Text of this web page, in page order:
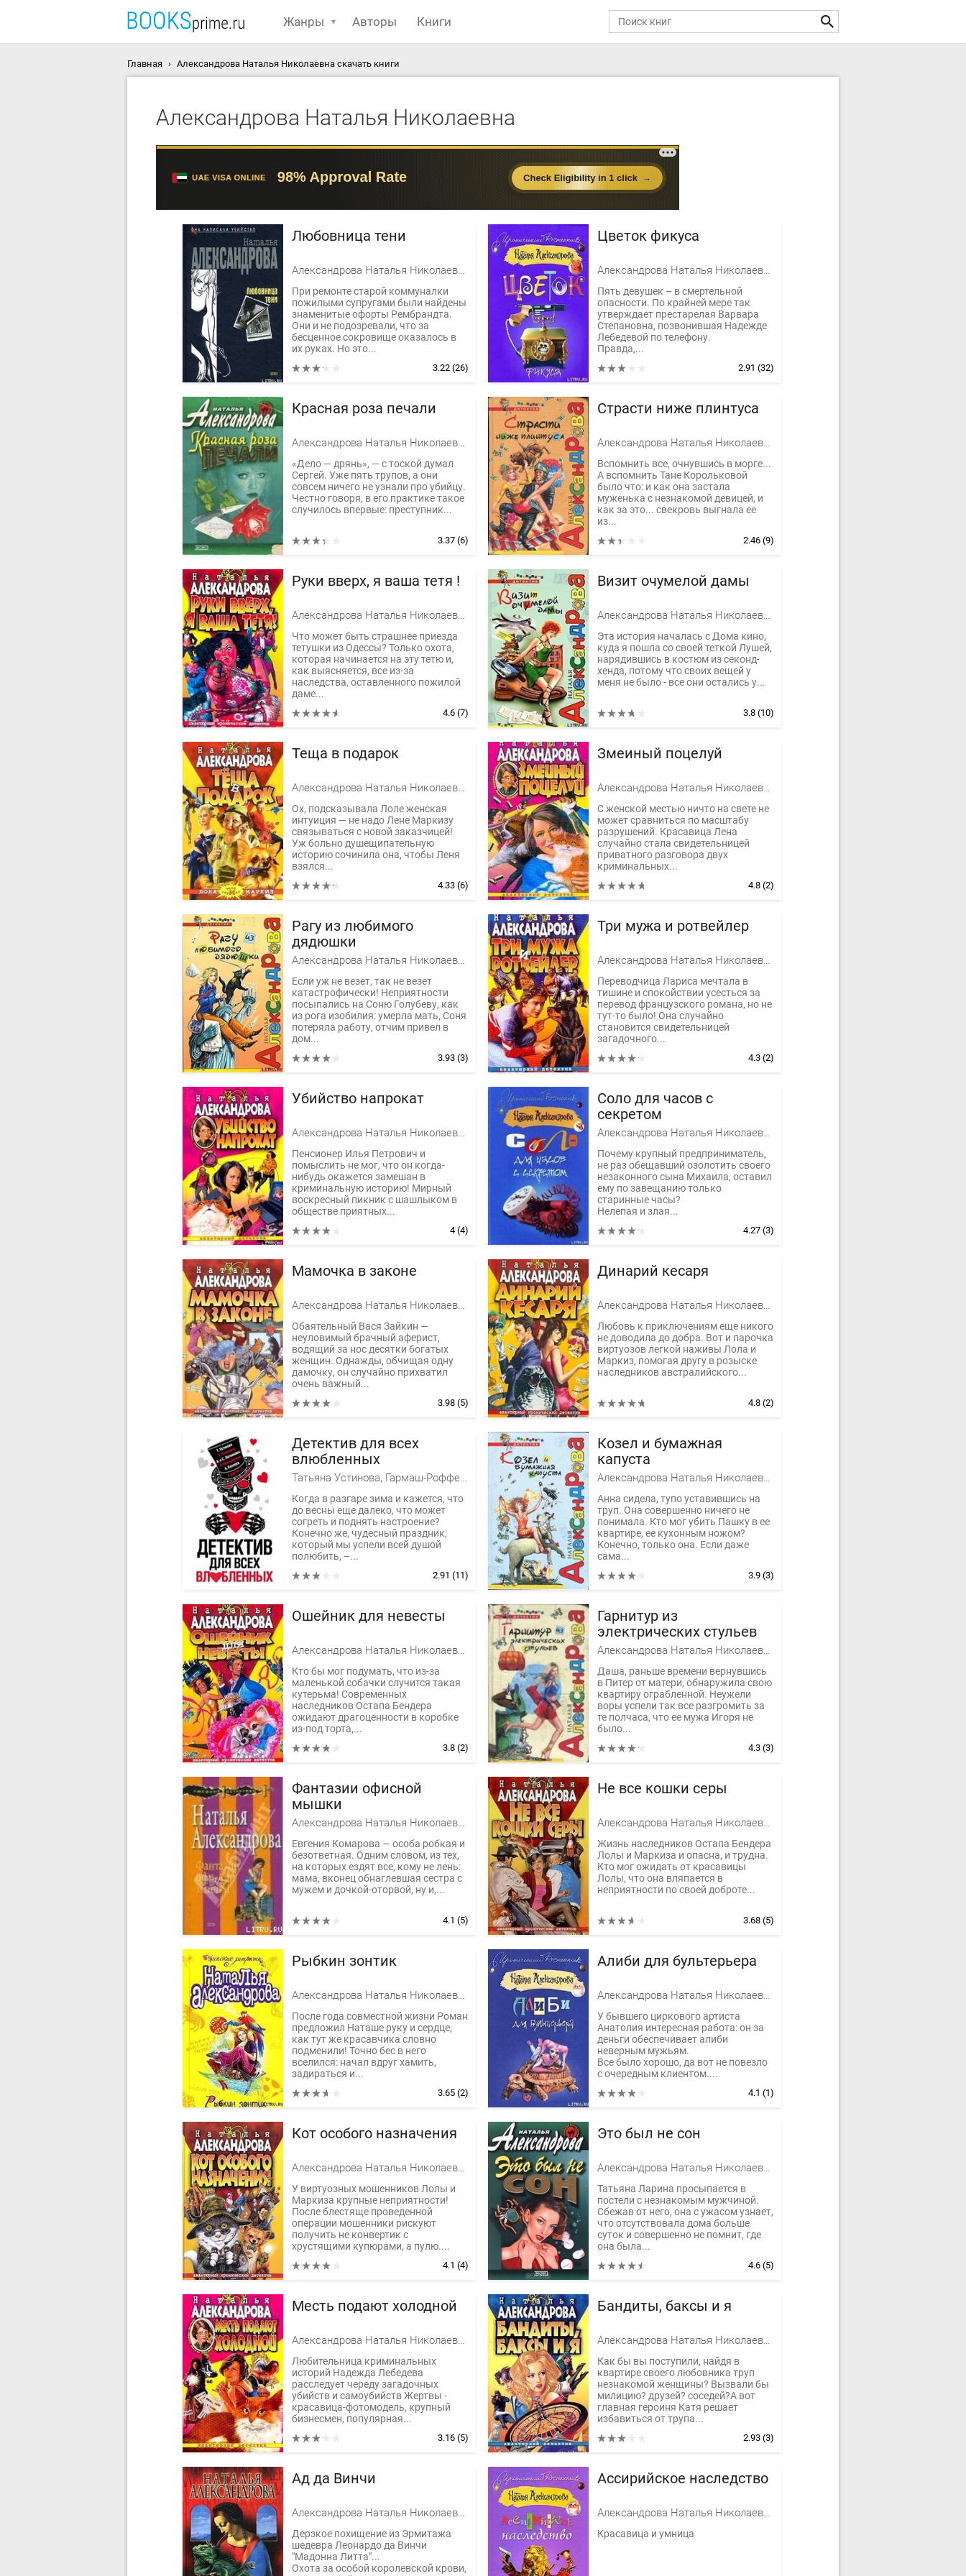
Жанры Авторы Книги
Главная Александрова Наталья Николаевна скачать книги
Александрова Наталья Николаевна
Любовница тени
Александрова Наталья Николаевна
При ремонте старой коммуналки
пожилыми супругами были найдены
знаменитые офорты Рембрандта.
Они и не подозревали, что за
бесценное сокровище оказалось в
их руках. Но это...
3.22 (26)
Цветок фикуса
Александрова Наталья Николаевна
Пять девушек – в смертельной
опасности. По крайней мере так
утверждает престарелая Варвара
Степановна, позвонившая Надежде
Лебедевой по телефону.
Правда,...
2.91 (32)
Красная роза печали
Александрова Наталья Николаевна
«Дело — дрянь», — с тоской думал
Сергей. Уже пять трупов, а они
совсем ничего не узнали про убийцу.
Честно говоря, в его практике такое
случилось впервые: преступник...
3.37 (6)
Страсти ниже плинтуса
Александрова Наталья Николаевна
Вспомнить все, очнувшись в морге...
А вспомнить Тане Корольковой
было что: и как она застала
муженька с незнакомой девицей, и
как за это... свекровь выгнала ее
из...
2.46(9)
Руки вверх, я ваша тетя !
Александрова Наталья Николаевна
Что может быть страшнее приезда
тетушки из Одессы? Только охота,
которая начинается на эту тетю и,
как выясняется, все из-за
наследства, оставленного пожилой
даме...
4.6 (7)
Визит очумелой дамы
Александрова Наталья Николаевна
Эта история началась с Дома кино,
куда я пошла со своей теткой Лушей,
нарядившись в костюм из секонд-
хенда, потому что своих вещей у
меня не было - все они остались у...
3.8(10)
Теща в подарок
Александрова Наталья Николаевна
Оx, подсказывала Лоле женская
интуиция — не надо Лене Маркизу
связываться с новой заказчицей!
Уж больно душещипательную
историю сочинила она, чтобы Леня
взялся...
4.33 (6)
Змеиный поцелуй
Александрова Наталья Николаевна
С женской местью ничто на свете не
может сравниться по масштабу
разрушений. Красавица Лена
случайно стала свидетельницей
приватного разговора двух
криминальных...
4.8(2)
Рагу из любимого
дядюшки
Александрова Наталья Николаевна
Если уж не везет, так не везет
катастрофически! Неприятности
посыпались на Соню Голубеву, как
из рога изобилия: умерла мать, Соня
потеряла работу, отчим привел в
дом...
3.93 (3)
Три мужа и ротвейлер
Александрова Наталья Николаевна
Переводчица Лариса мечтала в
тишине и спокойствии усесться за
перевод французского романа, но не
тут-то было! Она случайно
становится свидетельницей
загадочного...
4.3(2)
Убийство напрокат
Александрова Наталья Николаевна
Пенсионер Илья Петрович и
помыслить не мог, что он когда-
нибудь окажется замешан в
криминальную историю! Мирный
воскресный пикник с шашлыком в
обществе приятных...
4 (4)
Соло для часов с
секретом
Александрова Наталья Николаевна
Почему крупный предприниматель,
не раз обещавший озолотить своего
незаконного сына Михаила, оставил
ему по завещанию только
старинные часы?
Нелепая и злая...
4.27(3)
Мамочка в законе
Александрова Наталья Николаевна
Обаятельный Вася Зайкин —
неуловимый брачный аферист,
водящий за нос десятки богатых
женщин. Однажды, обчищая одну
дамочку, он случайно прихватил
очень важный...
3.98 (5)
Динарий кесаря
Александрова Наталья Николаевна
Любовь к приключениям еще никого
не доводила до добра. Вот и парочка
виртуозов легкой наживы Лола и
Маркиз, помогая другу в розыске
наследников австралийского...
4.8(2)
Детектив для всех
влюбленных
Татьяна Устинова, Гармаш-Роффе Татьяна Владимировна, Литвиновы Анна и Сергей, Крамер Марина, Александрова Наталья Николаевна, Романова Галина Владимировна, Горская Евгения, Дубчак Анна Васильевна, Князева Анна, Татьяна Полякова, Володарская Ольга Анатольевна, Михайлова Евгения Анатольевна
Когда в разгаре зима и кажется, что
до весны еще далеко, что может
согреть и поднять настроение?
Конечно же, чудесный праздник,
который мы успели всей душой
полюбить, –...
2.91 (11)
Козел и бумажная
капуста
Александрова Наталья Николаевна
Анна сидела, тупо уставившись на
труп. Она совершенно ничего не
понимала. Кто мог убить Пашку в ее
квартире, ее кухонным ножом?
Конечно, только она. Если даже
сама...
3.9(3)
Ошейник для невесты
Александрова Наталья Николаевна
Кто бы мог подумать, что из-за
маленькой собачки случится такая
кутерьма! Современных
наследников Остапа Бендера
ожидают драгоценности в коробке
из-под торта,...
3.8 (2)
Гарнитур из
электрических стульев
Александрова Наталья Николаевна
Даша, раньше времени вернувшись
в Питер от матери, обнаружила свою
квартиру ограбленной. Неужели
воры успели так все разгромить за
те полчаса, что ее мужа Игоря не
было...
4.3(3)
Фантазии офисной
мышки
Александрова Наталья Николаевна
Евгения Комарова — особа робкая и
безответная. Одним словом, из тех,
на которых ездят все, кому не лень:
мама, вконец обнаглевшая сестра с
мужем и дочкой-оторвой, ну и,...
4.1 (5)
Не все кошки серы
Александрова Наталья Николаевна
Жизнь наследников Остапа Бендера
Лолы и Маркиза и опасна, и трудна.
Кто мог ожидать от красавицы
Лолы, что она вляпается в
неприятности по своей доброте...
3.68(5)
Рыбкин зонтик
Александрова Наталья Николаевна
После года совместной жизни Роман
предложил Наташе руку и сердце,
как тут же красавчика словно
подменили! Точно бес в него
вселился: начал вдруг хамить,
задираться и...
3.65 (2)
Алиби для бультерьера
Александрова Наталья Николаевна
У бывшего циркового артиста
Анатолия интересная работа: он за
деньги обеспечивает алиби
неверным мужьям.
Все было хорошо, да вот не повезло
с очередным клиентом....
4.1 (1)
Кот особого назначения
Александрова Наталья Николаевна
У виртуозных мошенников Лолы и
Маркиза крупные неприятности!
После блестяще проведенной
операции мошенники рискуют
получить не конвертик с
хрустящими купюрами, а пулю....
4.1 (4)
Это был не сон
Александрова Наталья Николаевна
Татьяна Ларина просыпается в
постели с незнакомым мужчиной.
Сбежав от него, она с ужасом узнает,
что отсутствовала дома больше
суток и совершенно не помнит, где
она была...
4.6(5)
Месть подают холодной
Александрова Наталья Николаевна
Любительница криминальных
историй Надежда Лебедева
расследует череду загадочных
убийств и самоубийств Жертвы -
красавица-фотомодель, крупный
бизнесмен, популярная...
3.16 (5)
Бандиты, баксы и я
Александрова Наталья Николаевна
Как бы вы поступили, найдя в
квартире своего любовника труп
незнакомой женщины? Вызвали бы
милицию? друзей? соседей?А вот
главная героиня Катя решает
избавиться от трупа...
2.93(3)
Ад да Винчи
Александрова Наталья Николаевна
Дерзкое похищение из Эрмитажа
шедевра Леонардо да Винчи
"Мадонна Литта"...
Охота за особой королевской крови,
Ассирийское наследство
Александрова Наталья Николаевна
Красавица и умница